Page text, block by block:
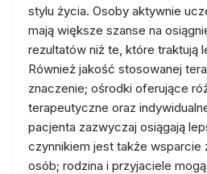
stylu życia. Osoby aktywnie
mają większe szanse na
rezultatów niż te, które traktują
Również jakość stosowanej
znaczenie; ośrodki oferujące
terapeutyczne oraz
pacjenta zazwyczaj osiągają
czynnikiem jest także wsparcie
osób; rodzina i przyjaciele